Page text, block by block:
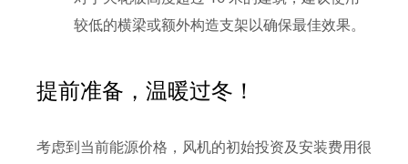
较低的横梁或额外构造支架以确保最佳效果。
提前准备，温暖过冬！
考虑到当前能源价格，风机的初始投资及安装费用很